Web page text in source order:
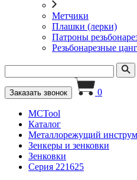
Метчики
Плашки (лерки)
Патроны
Резьбонарезные
Заказать звонок 0
MCTool
Каталог
Металлорежущий
Зенкеры и зенковки
Зенковки
Серия 221625